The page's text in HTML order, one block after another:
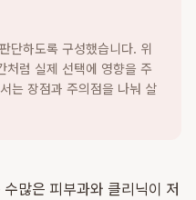
단하도록 구성했습니다. 위
처럼 실제 선택에 영향을 주
는 장점과 주의점을 나눠 살
많은 피부과와 클리닉이 저